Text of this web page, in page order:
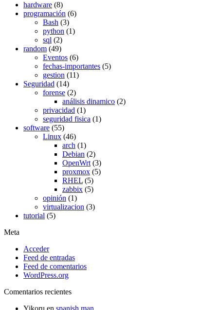
hardware (8)
programación (6)
Bash (3)
python (1)
sql (2)
random (49)
Eventos (6)
fechas-importantes (5)
gestion (11)
Seguridad (14)
forense (2)
análisis dinamico (2)
privacidad (1)
seguridad fisica (1)
software (55)
Linux (46)
arch (1)
Debian (2)
OpenWrt (3)
proxmox (5)
RHEL (5)
zabbix (5)
opinión (1)
virtualizacion (3)
tutorial (5)
Meta
Acceder
Feed de entradas
Feed de comentarios
WordPress.org
Comentarios recientes